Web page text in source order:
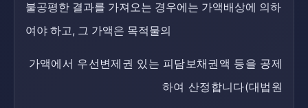
불공평한 결과를 가져오는 경우에는 가액배상에 의하
여야 하고, 그 가액은 목적물의
가액에서 우선변제권 있는 피담보채권액 등을 공제
하여 산정합니다(대법원